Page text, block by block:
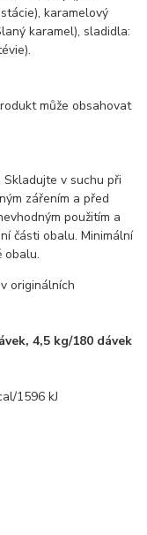
karamelový
karamel), sladidla:
může obsahovat
Skladujte v suchu při
zářením a před
použitím a
části obalu. Minimální
obalu.
originálních
4,5 kg/180 dávek
1596 kJ